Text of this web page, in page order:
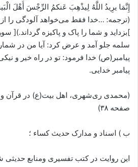
إِنَّمَا یرِیدُ اللَّهُ لِیذْهِبَ عَنکمُ الرِّجْسَ أَهْلَ
(ترجمه: …خدا فقط می‌خواهد آلودگی را از
سلمه جلو آمد و عرض کرد: آیا من در
پیامبر(ص) خدا فرمود: تو در راه خیر و
پیامبر خدایی.
صفحه ۳۸)
ب ) اسناد و مدارک حدیث کساء ؛
این روایت در کتب تفسیری ومنابع حدیثی